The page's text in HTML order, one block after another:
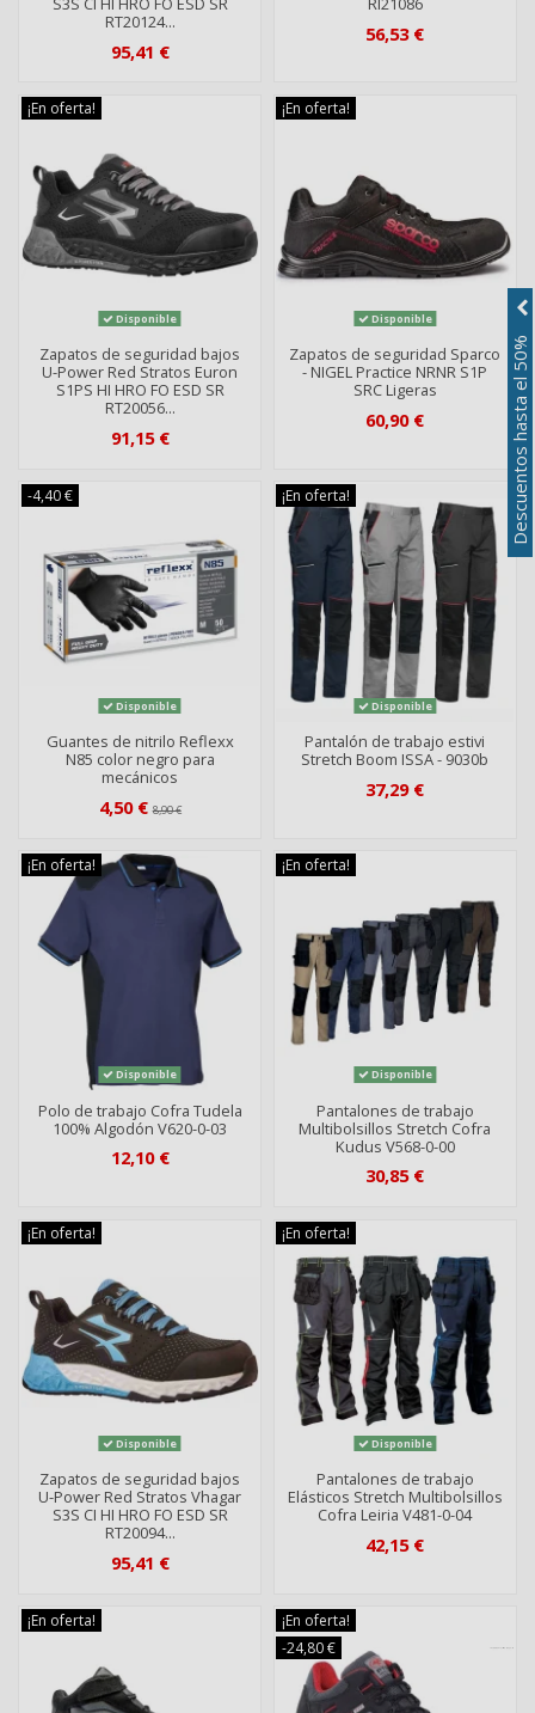
RT20124...
95,41 €
56,53 €
¡En oferta!
Disponible
Zapatos de seguridad bajos
U-Power Red Stratos Euron
S1PS HI HRO FO ESD SR
RT20056...
91,15 €
¡En oferta!
Disponible
Zapatos de seguridad Sparco
- NIGEL Practice NRNR S1P
SRC Ligeras
60,90 €
-4,40 €
Disponible
Guantes de nitrilo Reflexx
N85 color negro para
mecánicos
4,50 €8,90 €
¡En oferta!
Disponible
Pantalón de trabajo estivi
Stretch Boom ISSA - 9030b
37,29 €
¡En oferta!
Disponible
Polo de trabajo Cofra Tudela
100% Algodón V620-0-03
12,10 €
¡En oferta!
Disponible
Pantalones de trabajo
Multibolsillos Stretch Cofra
Kudus V568-0-00
30,85 €
¡En oferta!
Disponible
Zapatos de seguridad bajos
U-Power Red Stratos Vhagar
S3S CI HI HRO FO ESD SR
RT20094...
95,41 €
¡En oferta!
Disponible
Pantalones de trabajo
Elásticos Stretch Multibolsillos
Cofra Leiria V481-0-04
42,15 €
¡En oferta!
¡En oferta!
-24,80 €
Descuentos hasta el 50%